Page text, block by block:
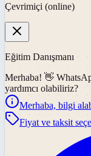
Çevrimiçi (online)
Eğitim Danışmanı
Merhaba! 👋
yardımcı olabiliriz?
Merhaba, bilgi
Fiyat ve taksit